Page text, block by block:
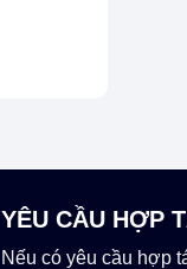
YÊU CẦU HỢP
Nếu có yêu cầu hợp